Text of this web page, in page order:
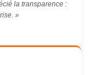
la transparence :
»